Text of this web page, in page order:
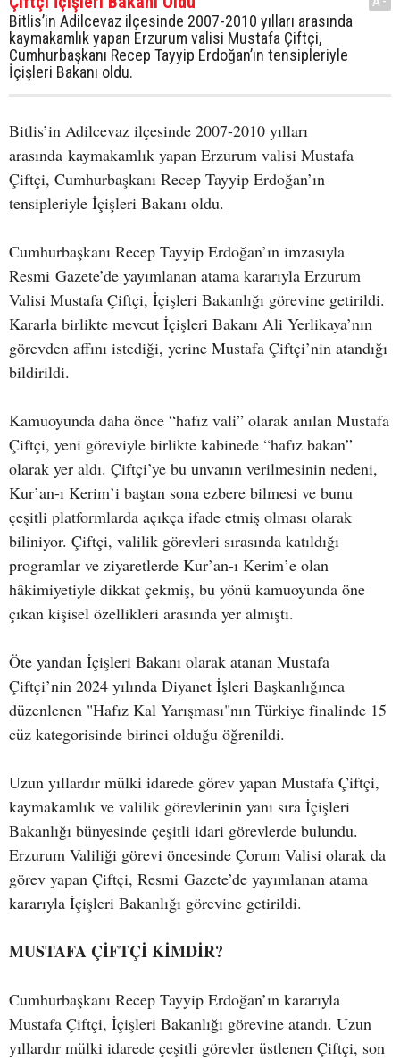
Bitlis’in Adilcevaz ilçesinde 2007-2010 yılları arasında
kaymakamlık yapan Erzurum valisi Mustafa Çiftçi,
Cumhurbaşkanı Recep Tayyip Erdoğan’ın tensipleriyle
İçişleri Bakanı oldu.
Bitlis’in Adilcevaz ilçesinde 2007-2010 yılları
arasında kaymakamlık yapan Erzurum valisi Mustafa
Çiftçi, Cumhurbaşkanı Recep Tayyip Erdoğan’ın
tensipleriyle İçişleri Bakanı oldu.
Cumhurbaşkanı Recep Tayyip Erdoğan’ın imzasıyla
Resmi Gazete’de yayımlanan atama kararıyla Erzurum
Valisi Mustafa Çiftçi, İçişleri Bakanlığı görevine getirildi.
Kararla birlikte mevcut İçişleri Bakanı Ali Yerlikaya’nın
görevden affını istediği, yerine Mustafa Çiftçi’nin atandığı
bildirildi.
Kamuoyunda daha önce “hafız vali” olarak anılan Mustafa
Çiftçi, yeni göreviyle birlikte kabinede “hafız bakan”
olarak yer aldı. Çiftçi’ye bu unvanın verilmesinin nedeni,
Kur’an-ı Kerim’i baştan sona ezbere bilmesi ve bunu
çeşitli platformlarda açıkça ifade etmiş olması olarak
biliniyor. Çiftçi, valilik görevleri sırasında katıldığı
programlar ve ziyaretlerde Kur’an-ı Kerim’e olan
hâkimiyetiyle dikkat çekmiş, bu yönü kamuoyunda öne
çıkan kişisel özellikleri arasında yer almıştı.
Öte yandan İçişleri Bakanı olarak atanan Mustafa
Çiftçi’nin 2024 yılında Diyanet İşleri Başkanlığınca
düzenlenen "Hafız Kal Yarışması"nın Türkiye finalinde 15
cüz kategorisinde birinci olduğu öğrenildi.
Uzun yıllardır mülki idarede görev yapan Mustafa Çiftçi,
kaymakamlık ve valilik görevlerinin yanı sıra İçişleri
Bakanlığı bünyesinde çeşitli idari görevlerde bulundu.
Erzurum Valiliği görevi öncesinde Çorum Valisi olarak da
görev yapan Çiftçi, Resmi Gazete’de yayımlanan atama
kararıyla İçişleri Bakanlığı görevine getirildi.
MUSTAFA ÇİFTÇİ KİMDİR?
Cumhurbaşkanı Recep Tayyip Erdoğan’ın kararıyla
Mustafa Çiftçi, İçişleri Bakanlığı görevine atandı. Uzun
yıllardır mülki idarede çeşitli görevler üstlenen Çiftçi, son